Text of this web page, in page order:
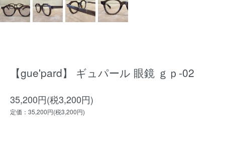
【gue'pard】 ギュパール 眼鏡 ｇｐ-02
35,200円(税3,200円)
定価：35,200円(税3,200円)